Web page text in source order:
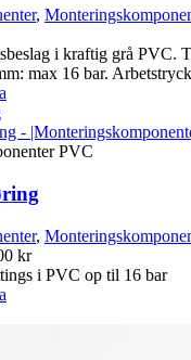
,
i kraftig grå PVC.
max 16 bar.
,
krPrisintervall:
390,40 kr
i PVC op til 16 bar